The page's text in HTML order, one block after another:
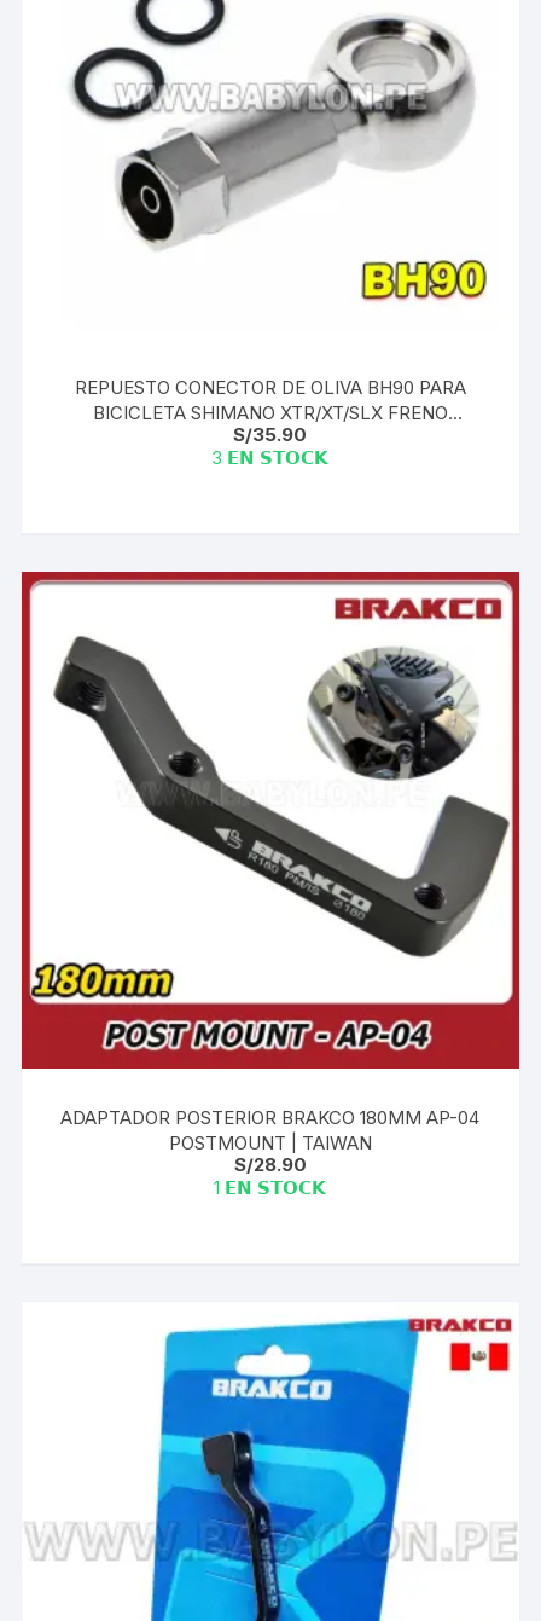
REPUESTO CONECTOR DE OLIVA BH90 PARA
BICICLETA SHIMANO XTR/XT/SLX FRENO
HIDRAULICO
S/35.90
3 𝗘𝗡 𝗦𝗧𝗢𝗖𝗞
ADAPTADOR POSTERIOR BRAKCO 180MM AP-04
POSTMOUNT | TAIWAN
S/28.90
1 𝗘𝗡 𝗦𝗧𝗢𝗖𝗞